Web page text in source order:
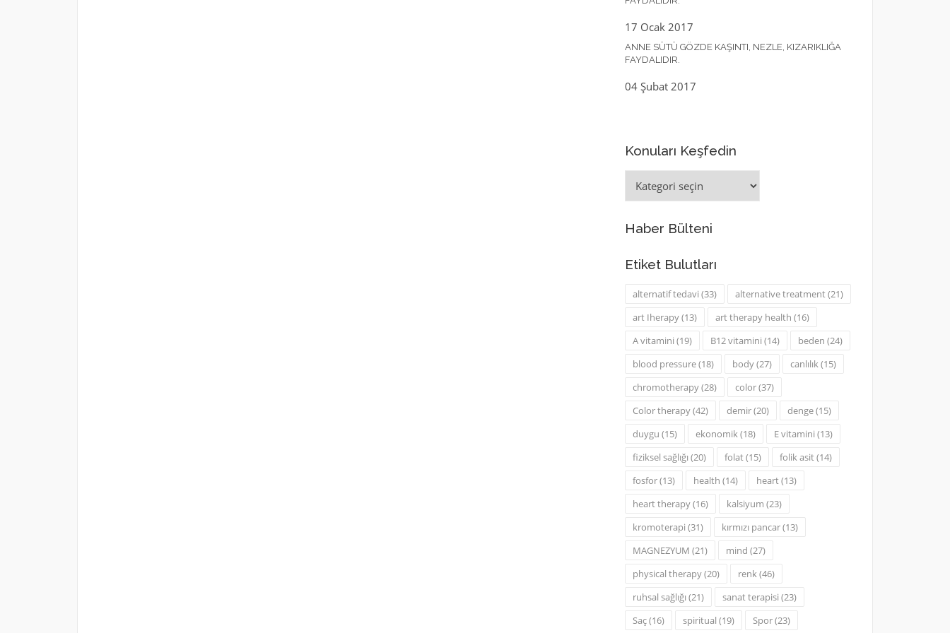
17 Ocak 2017
ANNE SÜTÜ GÖZDE KAŞINTI, NEZLE, KIZARIKLIĞA
FAYDALIDIR.
04 Şubat 2017
Konuları Keşfedin
Keşfedin
Haber Bülteni
Etiket Bulutları
alternatif tedavi (33) alternative treatment(21)
art Iherapy(13) art therapy health (16)
A vitamini (19) B12 vitamini (14) beden (24)
blood pressure(18) body(27) canlılık(15)
chromotherapy(28) color(37)
Color therapy(42) demir(20) denge(15)
duygu (15) ekonomik(18) E vitamini (13)
fiziksel sağlığı (20) folat(15) folik asit(14)
fosfor(13) health (14) heart(13)
heart therapy(16) kalsiyum (23)
kromoterapi (31) kırmızı pancar(13)
MAGNEZYUM (21) mind (27)
physical therapy(20) renk(46)
ruhsal sağlığı (21) sanat terapisi (23)
Saç(16) spiritual (19) Spor(23)